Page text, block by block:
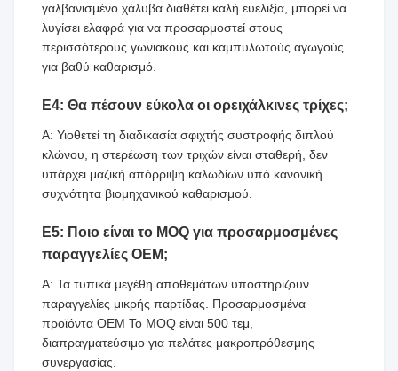
γαλβανισμένο χάλυβα διαθέτει καλή ευελιξία, μπορεί να
λυγίσει ελαφρά για να προσαρμοστεί στους
περισσότερους γωνιακούς και καμπυλωτούς αγωγούς
για βαθύ καθαρισμό.
Ε4: Θα πέσουν εύκολα οι ορειχάλκινες τρίχες;
Α: Υιοθετεί τη διαδικασία σφιχτής συστροφής διπλού
κλώνου, η στερέωση των τριχών είναι σταθερή, δεν
υπάρχει μαζική απόρριψη καλωδίων υπό κανονική
συχνότητα βιομηχανικού καθαρισμού.
Ε5: Ποιο είναι το MOQ για προσαρμοσμένες
παραγγελίες OEM;
Α: Τα τυπικά μεγέθη αποθεμάτων υποστηρίζουν
παραγγελίες μικρής παρτίδας. Προσαρμοσμένα
προϊόντα OEM Το MOQ είναι 500 τεμ,
διαπραγματεύσιμο για πελάτες μακροπρόθεσμης
συνεργασίας.